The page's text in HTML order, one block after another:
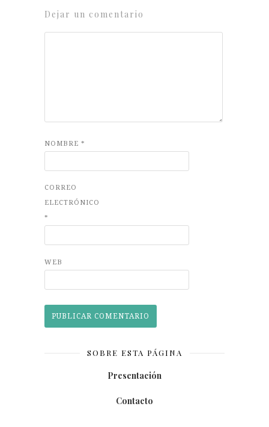
Dejar un comentario
NOMBRE *
CORREO
ELECTRÓNICO
*
WEB
SOBRE ESTA PÁGINA
Presentación
Contacto